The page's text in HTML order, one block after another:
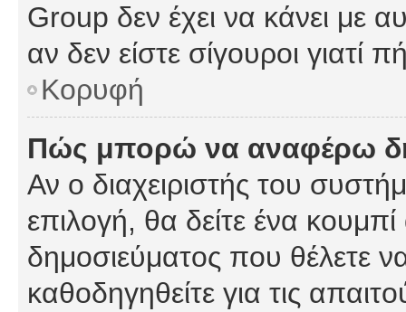
Group δεν έχει να κάνει με
αν δεν είστε σίγουροι γιατί
Κορυφή
Πώς μπορώ να αναφέρω
Αν ο διαχειριστής του
επιλογή, θα δείτε ένα
δημοσιεύματος που θέλετε
καθοδηγηθείτε για τις